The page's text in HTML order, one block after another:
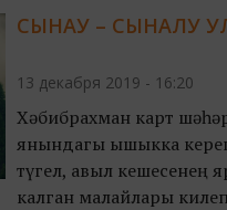
СЫНАУ – СЫНАЛУ
13 декабря 2019 - 16:20
Хәбибрахман карт
янындагы ышыкка
түгел, авыл кешесенең
калган малайлары